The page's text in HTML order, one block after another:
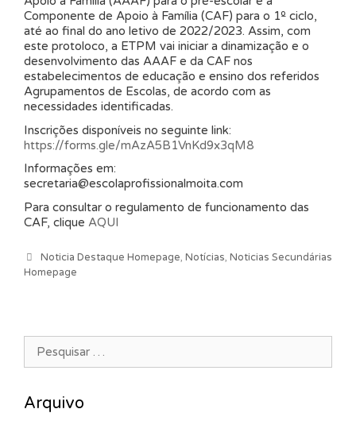
Componente de Apoio à Família (CAF) para o 1º ciclo,
até ao final do ano letivo de 2022/2023. Assim, com
este protoloco, a ETPM vai iniciar a dinamização e o
desenvolvimento das AAAF e da CAF nos
estabelecimentos de educação e ensino dos referidos
Agrupamentos de Escolas, de acordo com as
necessidades identificadas.
Inscrições disponíveis no seguinte link:
https://forms.gle/mAzA5B1VnKd9x3qM8
Informações em:
secretaria@escolaprofissionalmoita.com
Para consultar o regulamento de funcionamento das
CAF, clique AQUI
Categorias
Noticia Destaque Homepage, Notícias, Noticias Secundárias
Homepage
Pesquisar por:
Arquivo